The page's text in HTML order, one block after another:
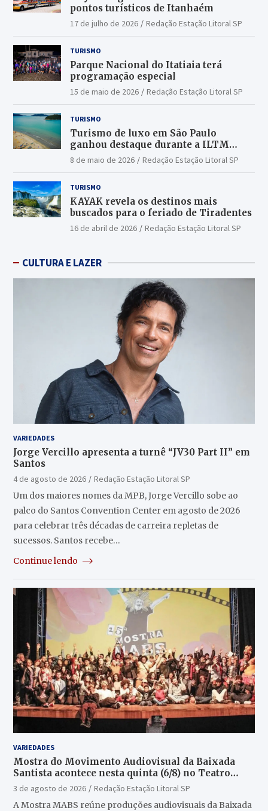
pontos turísticos de Itanhaém
17 de julho de 2026 Redação Estação Litoral SP
TURISMO
Parque Nacional do Itatiaia terá
programação especial
15 de maio de 2026 Redação Estação Litoral SP
TURISMO
Turismo de luxo em São Paulo
ganhou destaque durante a ILTM
Latin America 2026
8 de maio de 2026 Redação Estação Litoral SP
TURISMO
KAYAK revela os destinos mais
buscados para o feriado de Tiradentes
16 de abril de 2026 Redação Estação Litoral SP
CULTURA E LAZER
VARIEDADES
Jorge Vercillo apresenta a turnê “JV30 Part II” em
Santos
4 de agosto de 2026
Redação Estação Litoral SP
Um dos maiores nomes da MPB, Jorge Vercillo sobe ao
palco do Santos Convention Center em agosto de 2026
para celebrar três décadas de carreira repletas de
sucessos. Santos recebe…
Continue lendo
VARIEDADES
Mostra do Movimento Audiovisual da Baixada
Santista acontece nesta quinta (6/8) no Teatro
Guarany
3 de agosto de 2026
Redação Estação Litoral SP
A Mostra MABS reúne produções audiovisuais da Baixada